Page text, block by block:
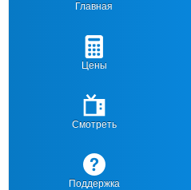
Главная
Цены
Смотреть
Поддержка